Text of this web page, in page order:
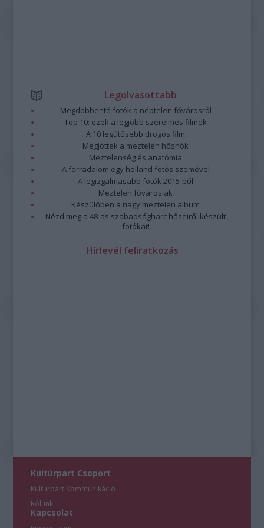
Legolvasottabb
Megdöbbentő fotók a néptelen fővárosról
Top 10: ezek a legjobb szerelmes filmek
A 10 legütősebb drogos film
Megjöttek a meztelen hősnők
Meztelenség és anatómia
A forradalom egy holland fotós szemével
A legizgalmasabb fotók 2015-ből
Meztelen fővárosiak
Készülőben a nagy meztelen album
Nézd meg a 48-as szabadságharc hőseiről készült
fotókat!
Hírlevél feliratkozás
Kultúrpart Csoport
Kultúrpart Kommunikáció
Rólunk
Kapcsolat